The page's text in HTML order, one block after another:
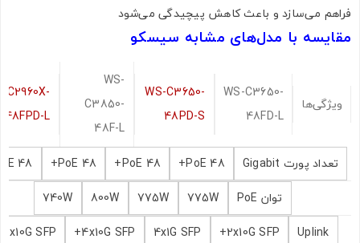
فراهم می‌سازد و باعث کاهش پیچیدگی می‌شود
مقایسه با مدل‌های مشابه سیسکو
ویژگی‌ها
WS-C3650-
48FD-L
WS-C3650-
48PD-S
WS-
C3850-
48F-L
C2960X-
48FPD-L
تعداد پورت Gigabit 48 PoE+
48 PoE+
48 PoE+
48 PoE+
توان PoE
775W
775W
800W
740W
Uplink
2x10G SFP+
4x1G SFP
4x10G SFP+
2x10G SFP+
ارسال